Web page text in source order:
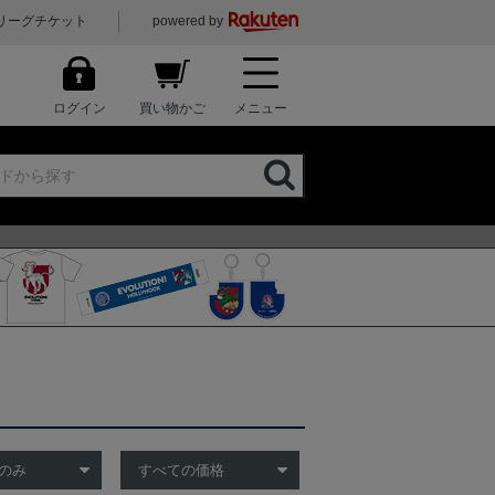
ーグチケット powered by
ログイン 買い物かご メニュー